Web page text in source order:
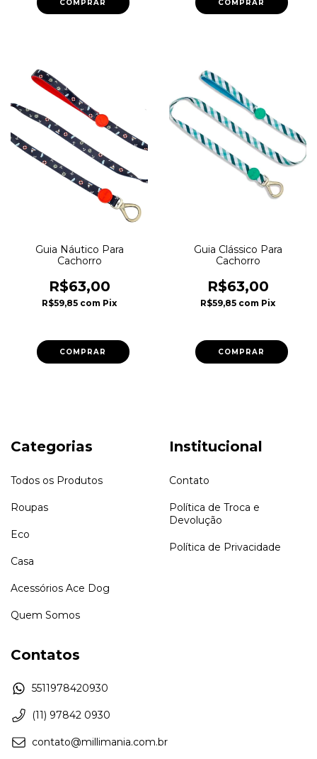
COMPRAR COMPRAR
Guia Náutico Para
Cachorro
R$63,00
R$59,85 com Pix
COMPRAR
Guia Clássico Para
Cachorro
R$63,00
R$59,85 com Pix
COMPRAR
Categorias
Todos os Produtos
Roupas
Eco
Casa
Acessórios Ace Dog
Quem Somos
Institucional
Contato
Política de Troca e
Devolução
Política de Privacidade
Contatos
5511978420930
(11) 97842 0930
contato@millimania.com.br